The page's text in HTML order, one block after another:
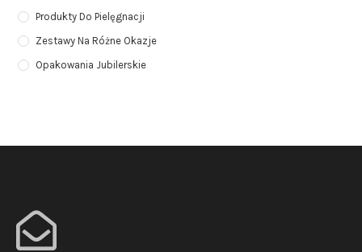
Produkty Do Pielęgnacji
Zestawy Na Różne Okazje
Opakowania Jubilerskie